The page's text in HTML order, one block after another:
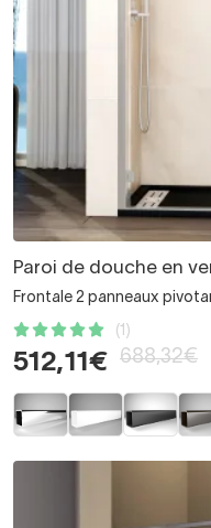
Paroi de douche en
Frontale 2 panneaux
(1)
512,11€ 688,32€